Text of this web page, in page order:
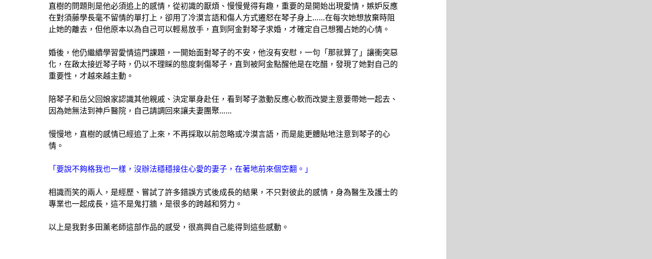
直樹的問題則是他必須追上的感情，從初識的厭煩、慢慢覺得有趣，重要的是開始出現愛情，嫉妒反應
在對須藤學長毫不留情的單打上，卻用了冷漠言語和傷人方式遷怒在琴子身上……在每次她想放棄時阻
止她的離去，但他原本以為自己可以輕易放手，直到阿金對琴子求婚，才確定自己想獨占她的心情。
婚後，他仍繼續學習愛情這門課題，一開始面對琴子的不安，他沒有安慰，一句「那就算了」讓衝突惡
化，在啟太接近琴子時，仍以不理睬的態度刺傷琴子，直到被阿金點醒他是在吃醋，發現了她對自己的
重要性，才越來越主動。
陪琴子和岳父回娘家認識其他親戚、決定單身赴任，看到琴子激動反應心軟而改變主意要帶她一起去、
因為她無法到神戶醫院，自己請調回來讓夫妻團聚……
慢慢地，直樹的感情已經追了上來，不再採取以前忽略或冷漠言語，而是能更體貼地注意到琴子的心
情。
「要說不夠格我也一樣，沒辦法穩穩接住心愛的妻子，在著地前來個空翻。」
相識而笑的兩人，是經歷、嘗試了許多錯誤方式後成長的結果，不只對彼此的感情，身為醫生及護士的
專業也一起成長，這不是鬼打牆，是很多的跨越和努力。
以上是我對多田薰老師這部作品的感受，很高興自己能得到這些感動。